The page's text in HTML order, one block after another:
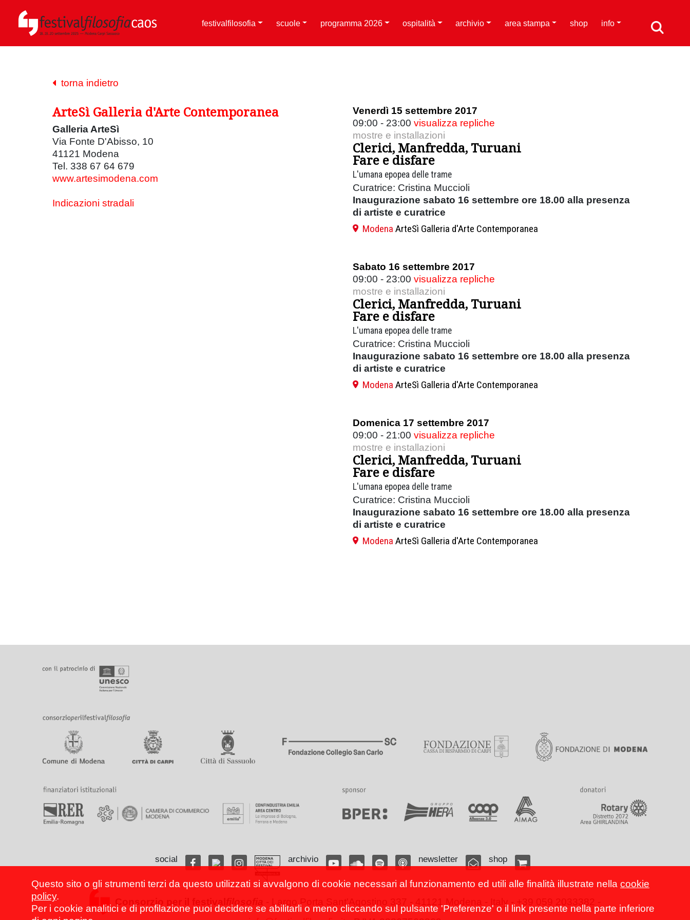
festivalfilosofia scuole programma 2026 ospitalità archivio area stampa shop info
torna indietro
ArteSì Galleria d'Arte Contemporanea
Galleria ArteSì
Via Fonte D'Abisso, 10
41121 Modena
Tel. 338 67 64 679
www.artesimodena.com
Indicazioni stradali
Venerdì 15 settembre 2017
09:00 - 23:00 visualizza repliche
mostre e installazioni
Clerici, Manfredda, Turuani
Fare e disfare
L'umana epopea delle trame
Curatrice: Cristina Muccioli
Inaugurazione sabato 16 settembre ore 18.00 alla presenza
di artiste e curatrice
Modena ArteSì Galleria d'Arte Contemporanea
Sabato 16 settembre 2017
09:00 - 23:00 visualizza repliche
mostre e installazioni
Clerici, Manfredda, Turuani
Fare e disfare
L'umana epopea delle trame
Curatrice: Cristina Muccioli
Inaugurazione sabato 16 settembre ore 18.00 alla presenza
di artiste e curatrice
Modena ArteSì Galleria d'Arte Contemporanea
Domenica 17 settembre 2017
09:00 - 21:00 visualizza repliche
mostre e installazioni
Clerici, Manfredda, Turuani
Fare e disfare
L'umana epopea delle trame
Curatrice: Cristina Muccioli
Inaugurazione sabato 16 settembre ore 18.00 alla presenza
di artiste e curatrice
Modena ArteSì Galleria d'Arte Contemporanea
social archivio newsletter shop
Questo sito o gli strumenti terzi da questo utilizzati si avvalgono di cookie necessari al funzionamento ed utili alle finalità illustrate nella cookie
policy.
Per i cookie analitici e di profilazione puoi decidere se abilitarli o meno cliccando sul pulsante 'Preferenze' o il link presente nella parte inferiore